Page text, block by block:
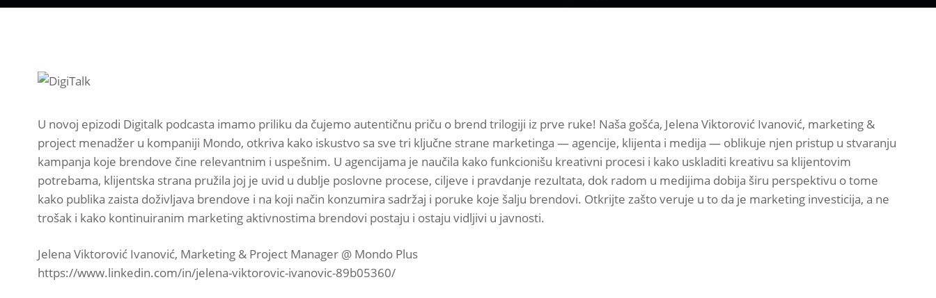
U novoj epizodi Digitalk podcasta imamo priliku da čujemo autentičnu priču o brend trilogiji iz prve ruke! Naša gošća, Jelena Viktorović Ivanović, marketing &
project menadžer u kompaniji Mondo, otkriva kako iskustvo sa sve tri ključne strane marketinga — agencije, klijenta i medija — oblikuje njen pristup u stvaranju
kampanja koje brendove čine relevantnim i uspešnim. U agencijama je naučila kako funkcionišu kreativni procesi i kako uskladiti kreativu sa klijentovim
potrebama, klijentska strana pružila joj je uvid u dublje poslovne procese, ciljeve i pravdanje rezultata, dok radom u medijima dobija širu perspektivu o tome
kako publika zaista doživljava brendove i na koji način konzumira sadržaj i poruke koje šalju brendovi. Otkrijte zašto veruje u to da je marketing investicija, a ne
trošak i kako kontinuiranim marketing aktivnostima brendovi postaju i ostaju vidljivi u javnosti.
Jelena Viktorović Ivanović, Marketing & Project Manager @ Mondo Plus
https://www.linkedin.com/in/jelena-viktorovic-ivanovic-89b05360/